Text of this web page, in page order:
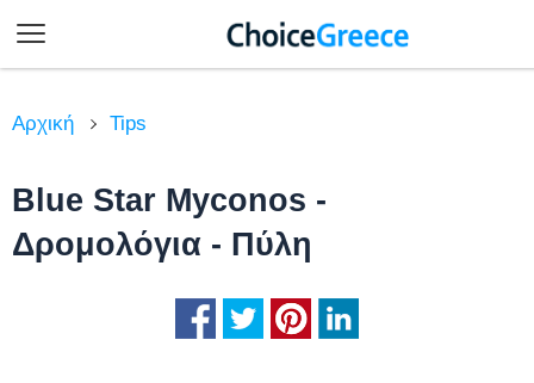
Αρχική Tips
Blue Star Myconos -
Δρομολόγια - Πύλη